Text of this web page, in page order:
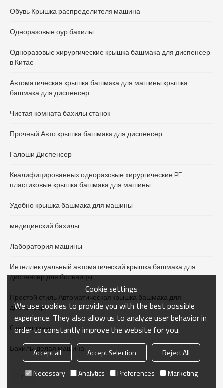
Обувь Крышка распределителя машина
Одноразовые оур бахилы
Одноразовые хирургические крышка башмака для диспенсер
в Китае
Автоматическая крышка башмака для машины крышка
башмака для диспенсер
Чистая комната бахилы станок
Прочный Авто крышка башмака для диспенсер
Галоши Диспенсер
Квалифицированных одноразовые хирургические PE
пластиковые крышка башмака для машины
Удобно крышка башмака для машины
медицинский бахилы
Лаборатория машины
Интеллектуальный автоматический крышка башмака для
диспенсер для больницы
Простой стиль Автоматическая крышка башмака для
диспенсер
Cpe машины
Бахилы делая машина
1
Cookie settings
We use cookies to provide you with the best possible
experience. They also allow us to analyze user behavior in
order to constantly improve the website for you.
Accept all Accept Selection
Reject All
Necessary
Analytics Preferences Marketing